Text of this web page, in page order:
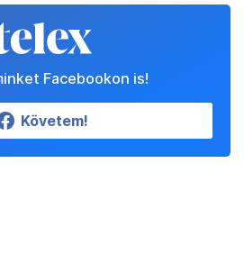
Facebookon is!
Követem!